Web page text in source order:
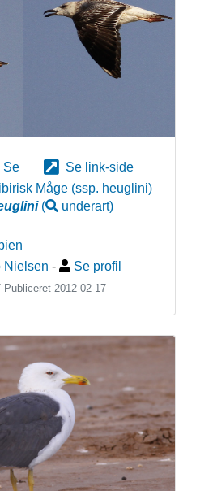
Se
Se link-side
Måge (ssp. heuglini)
( underart)
Nielsen - Se profil
Publiceret 2012-02-17